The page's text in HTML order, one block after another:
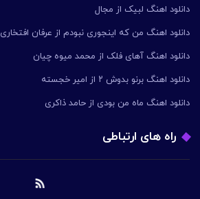
دانلود اهنگ لبیک از مجال
دانلود اهنگ من که اینجوری نبودم از عرفان افتخاری
دانلود اهنگ آهای فلک از محمد میوه چیان
دانلود اهنگ برنو بدوش ۲ از امیر خجسته
دانلود اهنگ ماه من بودی از حامد ذاکری
راه های ارتباطی